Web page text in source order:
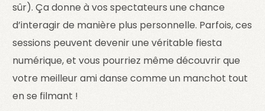
sûr). Ça donne à vos spectateurs une chance
d’interagir de manière plus personnelle. Parfois, ces
sessions peuvent devenir une véritable fiesta
numérique, et vous pourriez même découvrir que
votre meilleur ami danse comme un manchot tout
en se filmant !